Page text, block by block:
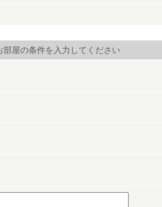
屋の条件を入力してください